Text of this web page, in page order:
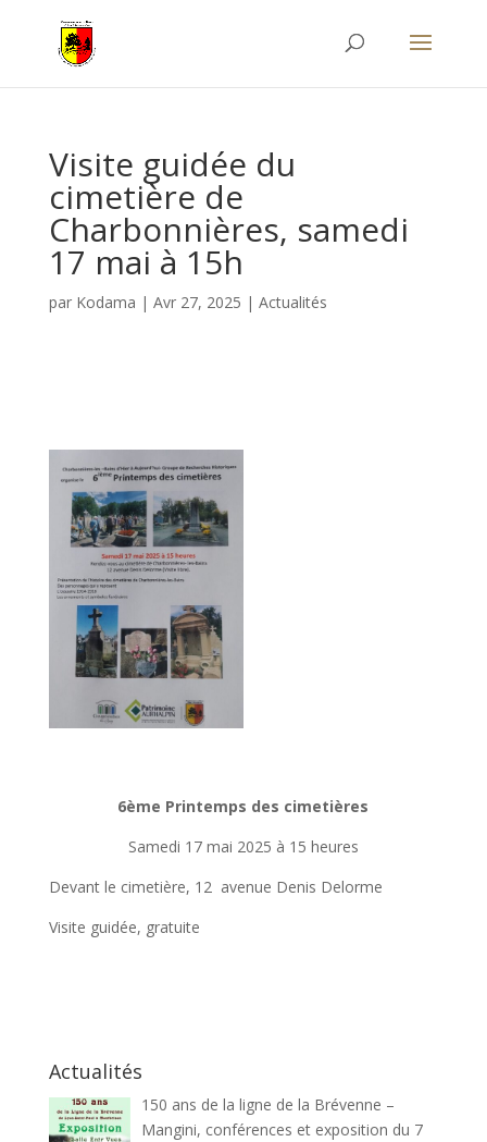
Visite guidée du
cimetière de
Charbonnières, samedi
17 mai à 15h
par Kodama | Avr 27, 2025 | Actualités
6ème Printemps des cimetières
Samedi 17 mai 2025 à 15 heures
Devant le cimetière, 12 avenue Denis Delorme
Visite guidée, gratuite
Actualités
150 ans de la ligne de la Brévenne –
Mangini, conférences et exposition du 7